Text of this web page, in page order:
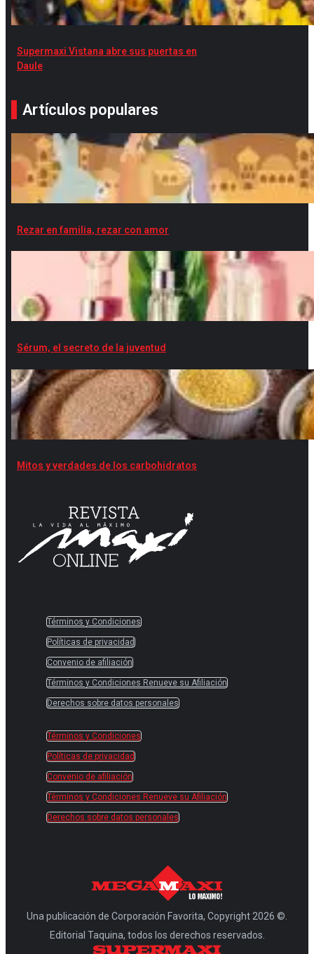
Supermaxi Vistana abre sus puertas en
Daule
Artículos populares
Rezar en familia, rezar con amor
Sérum, el secreto de la juventud
Mitos y verdades de los carbohidratos
Términos y Condiciones
Políticas de privacidad
Convenio de afiliación
Términos y Condiciones Renueve su Afiliación
Derechos sobre datos personales
Términos y Condiciones
Políticas de privacidad
Convenio de afiliación
Términos y Condiciones Renueve su Afiliación
Derechos sobre datos personales
Una publicación de Corporación Favorita, Copyright 2026 ©.
Editorial Taquina, todos los derechos reservados.